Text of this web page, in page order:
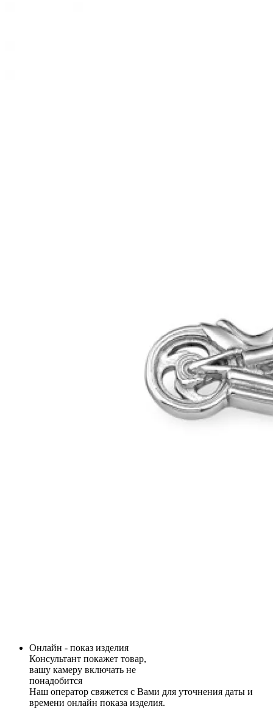
Онлайн - показ изделия
Консультант покажет товар,
вашу камеру включать не
понадобится
Наш оператор свяжется с Вами для уточнения даты и
времени онлайн показа изделия.